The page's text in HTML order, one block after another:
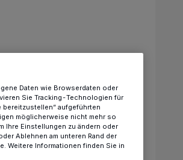
Daten wie Browserdaten oder
Sie Tracking-Technologien für
bereitzustellen“ aufgeführten
möglicherweise nicht mehr so
Ihre Einstellungen zu ändern oder
Ablehnen am unteren Rand der
Weitere Informationen finden Sie in